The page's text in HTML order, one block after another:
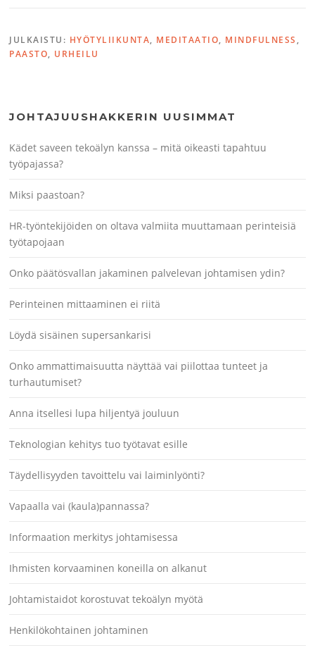
JULKAISTU: HYÖTYLIIKUNTA, MEDITAATIO, MINDFULNESS ,
PAASTO, URHEILU
JOHTAJUUSHAKKERIN UUSIMMAT
Kädet saveen tekoälyn kanssa – mitä oikeasti tapahtuu
työpajassa?
Miksi paastoan?
HR-työntekijöiden on oltava valmiita muuttamaan perinteisiä
työtapojaan
Onko päätösvallan jakaminen palvelevan johtamisen ydin?
Perinteinen mittaaminen ei riitä
Löydä sisäinen supersankarisi
Onko ammattimaisuutta näyttää vai piilottaa tunteet ja
turhautumiset?
Anna itsellesi lupa hiljentyä jouluun
Teknologian kehitys tuo työtavat esille
Täydellisyyden tavoittelu vai laiminlyönti?
Vapaalla vai (kaula)pannassa?
Informaation merkitys johtamisessa
Ihmisten korvaaminen koneilla on alkanut
Johtamistaidot korostuvat tekoälyn myötä
Henkilökohtainen johtaminen